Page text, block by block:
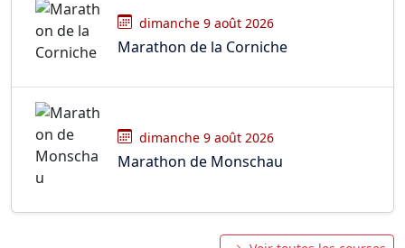
dimanche 9 août 2026
Marathon de la Corniche
dimanche 9 août 2026
Marathon de Monschau